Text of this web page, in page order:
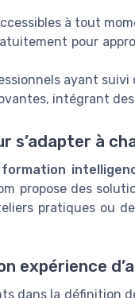
à tout
pour
ayant suivi
intégrant
s’adapter à
formation
propose des
pratiques ou
expérience
dans la définition